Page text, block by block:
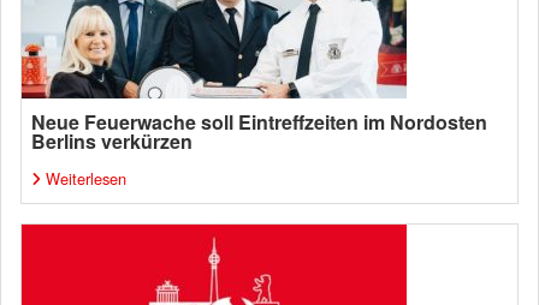
Neue Feuerwache soll Eintreffzeiten im Nordosten
Berlins verkürzen
Weiterlesen